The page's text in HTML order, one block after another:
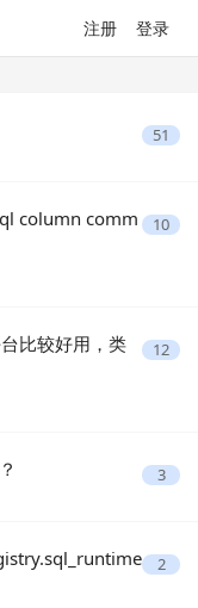
注册 登录
51
column comm
10
比较好用，类
12
3
2